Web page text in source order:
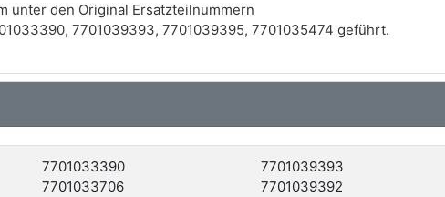
unter den Original Ersatzteilnummern
7701039393, 7701039395, 7701035474 geführt.
7701033390 7701039393
7701033706 7701039392